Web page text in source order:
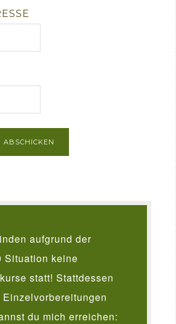
aufgrund der
Situation keine
statt! Stattdessen
du mich erreichen: